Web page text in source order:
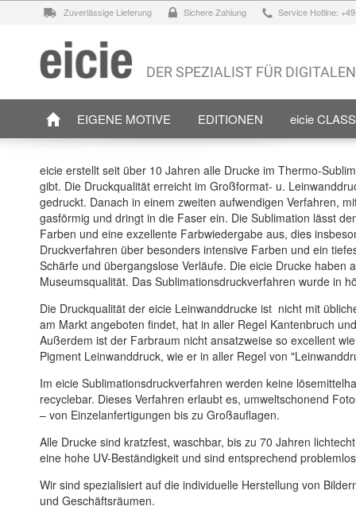
Zuverlässige Lieferung Sichere Zahlung Service Hotline:
DER SPEZIALIST FÜR
EIGENE MOTIVE EDITIONEN eicie
eicie erstellt seit über 10 Jahren alle Drucke im Thermo-
gibt. Die Druckqualität erreicht im Großformat- u.
gedruckt. Danach in einem zweiten aufwendigen Verfahren,
gasförmig und dringt in die Faser ein. Die Sublimation lässt
Farben und eine exzellente Farbwiedergabe aus, dies
Druckverfahren über besonders intensive Farben und ein
Schärfe und übergangslose Verläufe. Die eicie Drucke
Museumsqualität. Das Sublimationsdruckverfahren wurde in
Die Druckqualität der eicie Leinwanddrucke ist nicht mit
am Markt angeboten findet, hat in aller Regel Kantenbruch
Außerdem ist der Farbraum nicht ansatzweise so excellent
Pigment Leinwanddruck, wie er in aller Regel von
Im eicie Sublimationsdruckverfahren werden keine
recyclebar. Dieses Verfahren erlaubt es, umweltschonend
– von Einzelanfertigungen bis zu Großauflagen.
Alle Drucke sind kratzfest, waschbar, bis zu 70 Jahren
eine hohe UV-Beständigkeit und sind entsprechend
Wir sind spezialisiert auf die individuelle Herstellung von
und Geschäftsräumen.